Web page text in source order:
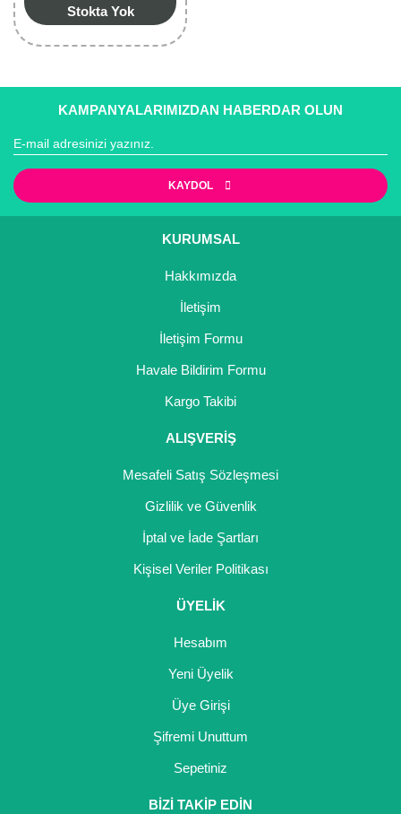
Stokta Yok
KAMPANYALARIMIZDAN HABERDAR OLUN
KAYDOL
KURUMSAL
Hakkımızda
İletişim
İletişim Formu
Havale Bildirim Formu
Kargo Takibi
ALIŞVERİŞ
Mesafeli Satış Sözleşmesi
Gizlilik ve Güvenlik
İptal ve İade Şartları
Kişisel Veriler Politikası
ÜYELİK
Hesabım
Yeni Üyelik
Üye Girişi
Şifremi Unuttum
Sepetiniz
BİZİ TAKİP EDİN